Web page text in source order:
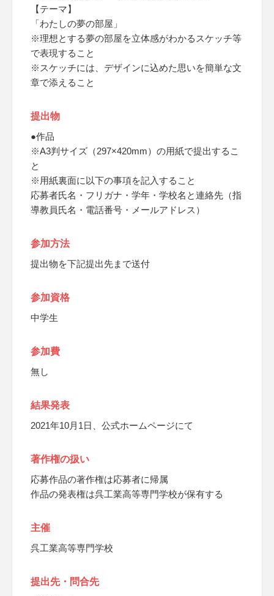
【テーマ】
「わたしの夢の部屋」
※理想とする夢の部屋を立体感がわかるスケッチ等
で表現すること
※スケッチには、デザインに込めた思いを簡単な文
章で添えること
提出物
●作品
※A3判サイズ（297×420mm）の用紙で提出するこ
と
※用紙裏面に以下の事項を記入すること
応募者氏名・フリガナ・学年・学校名と連絡先（指
導教員氏名・電話番号・メールアドレス）
参加方法
提出物を下記提出先まで送付
参加資格
中学生
参加費
無し
結果発表
2021年10月1日、公式ホームページにて
著作権の扱い
応募作品の著作権は応募者に帰属
作品の発表権は呉工業高等専門学校が保有する
主催
呉工業高等専門学校
提出先・問合先